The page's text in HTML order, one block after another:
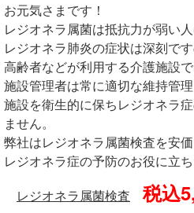
お元気さまです！
レジオネラ属菌は抵抗力が弱い人
レジオネラ肺炎の症状は深刻です
高齢者などが利用する介護施設
施設管理者は常に適切な維持管理
施設を衛生的に保ちレジオネラ
ません。
弊社はレジオネラ属菌検査を安価
レジオネラ症の予防のお役に立ち
レジオネラ属菌検査
税込